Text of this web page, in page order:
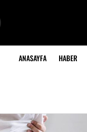
ANASAYFA HABER